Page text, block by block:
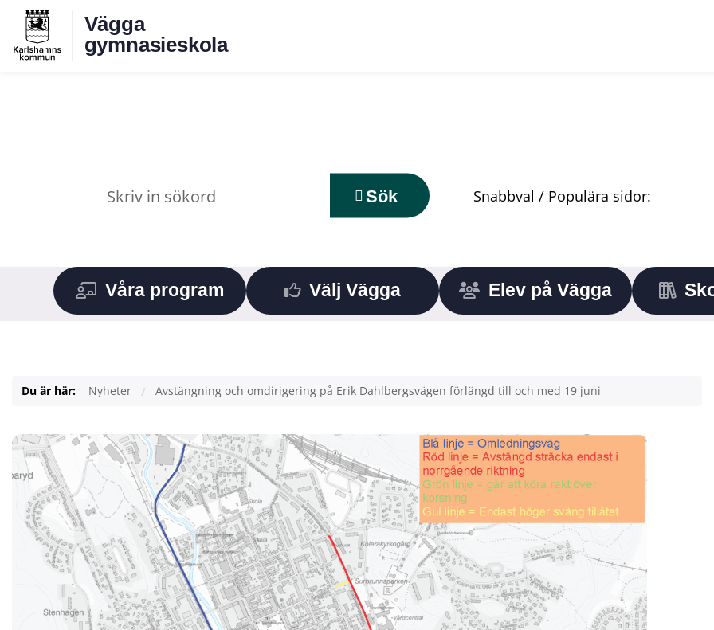
Vägga
gymnasieskola
Sök
Våra program Välj Vägga Elev på Vägga
Du är här: Nyheter Avstängning och omdirigering på Erik Dahlbergsvägen förlängd till och med 19 juni